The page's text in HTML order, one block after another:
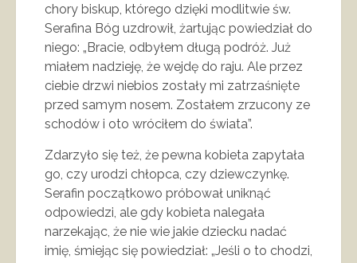
chory biskup, którego dzięki modlitwie św.
Serafina Bóg uzdrowił, żartując powiedział do
niego: „Bracie, odbyłem długą podróż. Już
miałem nadzieję, że wejdę do raju. Ale przez
ciebie drzwi niebios zostały mi zatrzaśnięte
przed samym nosem. Zostałem zrzucony ze
schodów i oto wróciłem do świata”.
Zdarzyło się też, że pewna kobieta zapytała
go, czy urodzi chłopca, czy dziewczynkę.
Serafin początkowo próbował uniknąć
odpowiedzi, ale gdy kobieta nalegała
narzekając, że nie wie jakie dziecku nadać
imię, śmiejąc się powiedział: „Jeśli o to chodzi,